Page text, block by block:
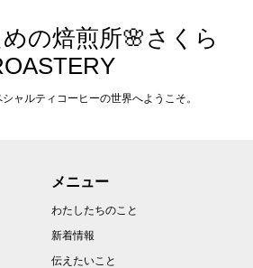
格
は
¥35,760
し
価
格
は
で
の焙煎所🌸さくら
ャルティコーヒーの世界へようこそ。
メニュー
わたしたちのこと
新着情報
伝えたいこと